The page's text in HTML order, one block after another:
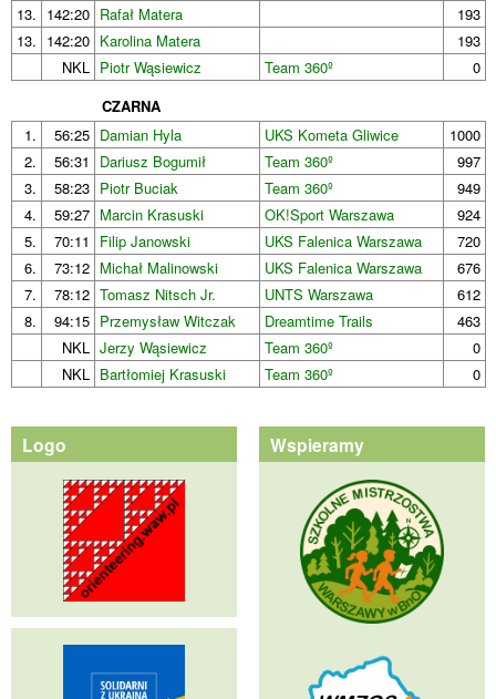
13. 142:20 Rafał Matera
193
13. 142:20 Karolina Matera
193
NKL Piotr Wąsiewicz Team 360º
0
CZARNA
1.
56:25 Damian Hyla UKS Kometa Gliwice
1000
2.
56:31 Dariusz Bogumił Team 360º
997
3.
58:23 Piotr Buciak Team 360º
949
4.
59:27 Marcin Krasuski OK!Sport Warszawa
924
5.
70:11 Filip Janowski UKS Falenica Warszawa
720
6.
73:12 Michał Malinowski UKS Falenica Warszawa
676
7.
78:12 Tomasz Nitsch Jr. UNTS Warszawa
612
8.
94:15 Przemysław Witczak Dreamtime Trails
463
NKL Jerzy Wąsiewicz Team 360º
0
NKL Bartłomiej Krasuski Team 360º 0
Logo Wspieramy